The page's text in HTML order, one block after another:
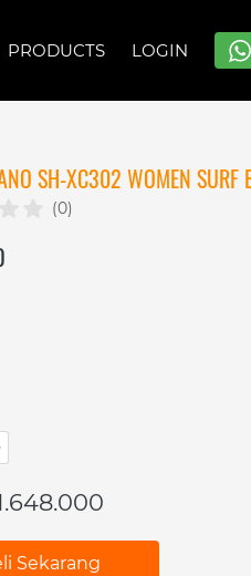
PRODUCTS LOGIN `
PRODUCTS LOGIN `
SH-XC302 WOMEN
(0)
Sekarang